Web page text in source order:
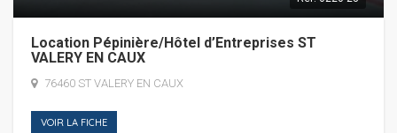
Location Pépinière/Hôtel d’Entreprises ST
VALERY EN CAUX
76460 ST VALERY EN CAUX
VOIR LA FICHE